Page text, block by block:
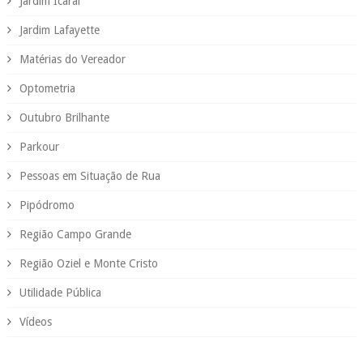
Jardim Lafayette
Matérias do Vereador
Optometria
Outubro Brilhante
Parkour
Pessoas em Situação de Rua
Pipódromo
Região Campo Grande
Região Oziel e Monte Cristo
Utilidade Pública
Vídeos